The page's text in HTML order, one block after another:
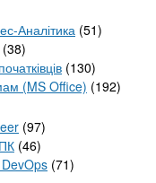
Аналітика (51)
(38)
(130)
(MS Office) (192)
(97)
(46)
DevOps (71)